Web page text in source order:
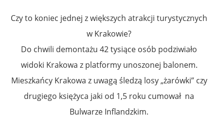
Czy to koniec jednej z większych atrakcji turystycznych
w Krakowie?
Do chwili demontażu 42 tysiące osób podziwiało
widoki Krakowa z platformy unoszonej balonem.
Mieszkańcy Krakowa z uwagą śledzą losy „żarówki” czy
drugiego księżyca jaki od 1,5 roku cumował na
Bulwarze Inflandzkim.